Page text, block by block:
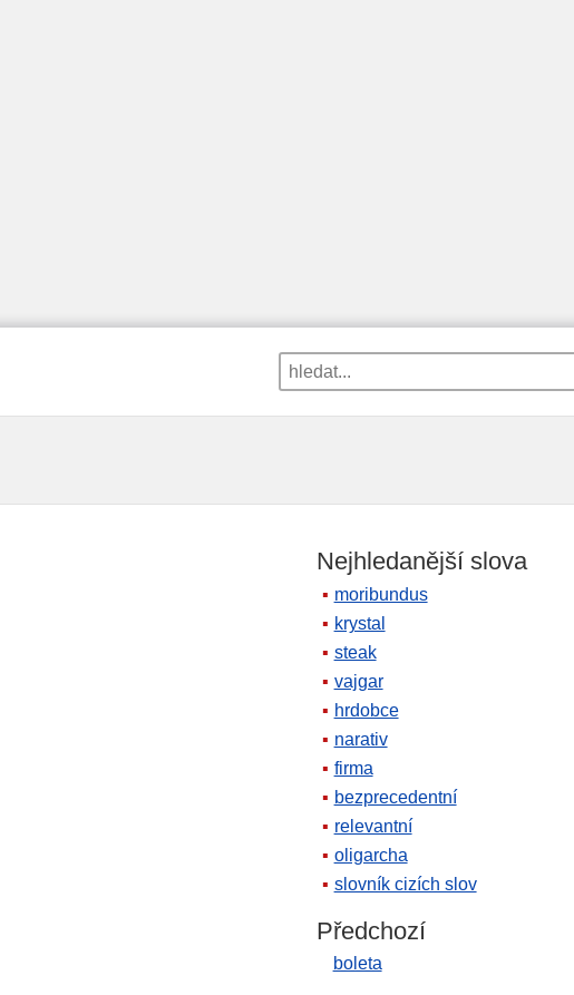
Nejhledanější slova
moribundus
krystal
steak
vajgar
hrdobce
narativ
firma
bezprecedentní
relevantní
oligarcha
slovník cizích slov
Předchozí
boleta